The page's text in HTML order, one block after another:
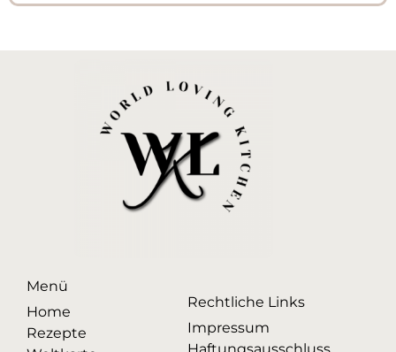
Menü
Home
Rezepte
Rechtliche Links
Impressum